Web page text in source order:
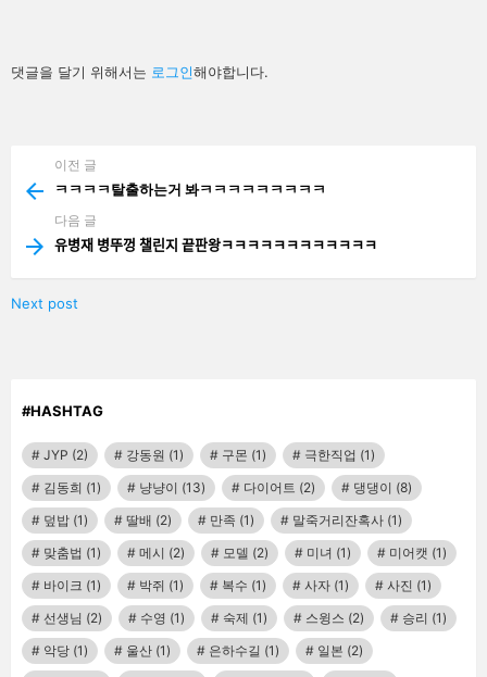
답
글
댓글을 달기 위해서는 로그인해야합니다.
more
이전 글
ㅋㅋㅋㅋ탈출하는거 봐ㅋㅋㅋㅋㅋㅋㅋㅋㅋ
다음 글
유병재 병뚜껑 챌린지 끝판왕ㅋㅋㅋㅋㅋㅋㅋㅋㅋㅋㅋㅋ
Next post
#HASHTAG
JYP (2) 강동원 (1) 구몬 (1) 극한직업 (1)
김동희 (1) 냥냥이 (13) 다이어트 (2) 댕댕이 (8)
덮밥 (1) 딸배 (2) 만족 (1) 말죽거리잔혹사 (1)
맞춤법 (1) 메시 (2) 모델 (2) 미녀 (1) 미어캣 (1)
바이크 (1) 박쥐 (1) 복수 (1) 사자 (1) 사진 (1)
선생님 (2) 수영 (1) 숙제 (1) 스윙스 (2) 승리 (1)
악당 (1) 울산 (1) 은하수길 (1) 일본 (2)